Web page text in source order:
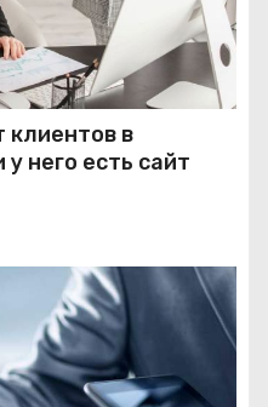
клиентов в
него есть сайт